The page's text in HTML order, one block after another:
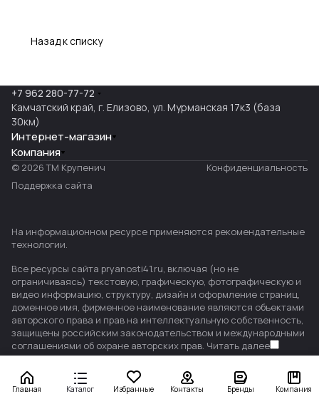
Назад к списку
Главная Каталог Избранные Контакты Бренды Компания
+7 962 280-77-72
Камчатский край, г. Елизово, ул. Мурманская 17к3 (база
30км)
Интернет-магазин
Компания
© 2026 ТМ Крупенич
Конфиденциальность
Поддержка сайта
На информационном ресурсе применяются рекомендательные
технологии.
Все ресурсы сайта pryanosti41.ru, включая (но не
ограничиваясь) текстовую, графическую, фотографическую и
видео информацию, структуру, дизайн и оформление страниц,
доменное имя, фирменное наименование являются объектами
авторского права и прав на интеллектуальную собственность,
защищены российским законодательством и международными
соглашениями об охране авторских прав. Читать далее